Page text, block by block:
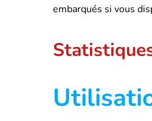
embarqués si vous